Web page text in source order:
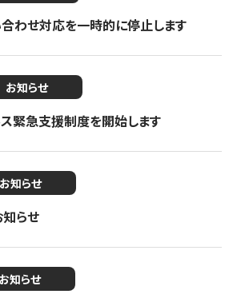
わせ対応を一時的に停止します
お知らせ
緊急支援制度を開始します
お知らせ
らせ
お知らせ